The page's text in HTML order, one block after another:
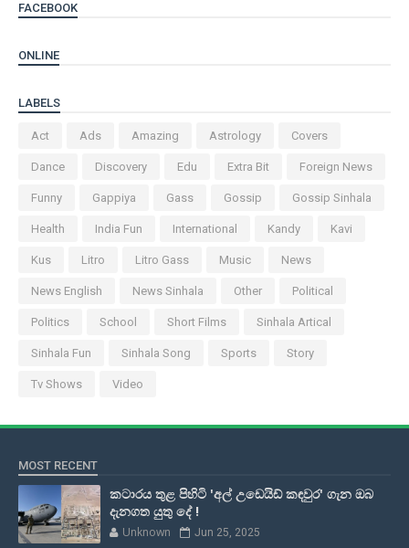
FACEBOOK
ONLINE
LABELS
Act Ads Amazing Astrology Covers
Dance Discovery Edu Extra Bit Foreign News
Funny Gappiya Gass Gossip Gossip Sinhala
Health India Fun International Kandy Kavi
Kus Litro Litro Gass Music News
News English News Sinhala Other Political
Politics School Short Films Sinhala Artical
Sinhala Fun Sinhala Song Sports Story
Tv Shows Video
MOST RECENT
කටාරය තුළ පිහිටි 'අල් උඩෙයිඩ් කඳවුර' ගැන ඔබ
දැනගත යුතු දේ !
Unknown Jun 25, 2025